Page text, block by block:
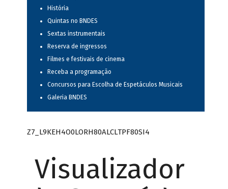
História
Quintas no BNDES
Sextas instrumentais
Reserva de ingressos
Filmes e festivais de cinema
Receba a programação
Concursos para Escolha de Espetáculos Musicais
Galeria BNDES
Z7_L9KEH4O0LORH80ALCLTPF80SI4
Visualizador